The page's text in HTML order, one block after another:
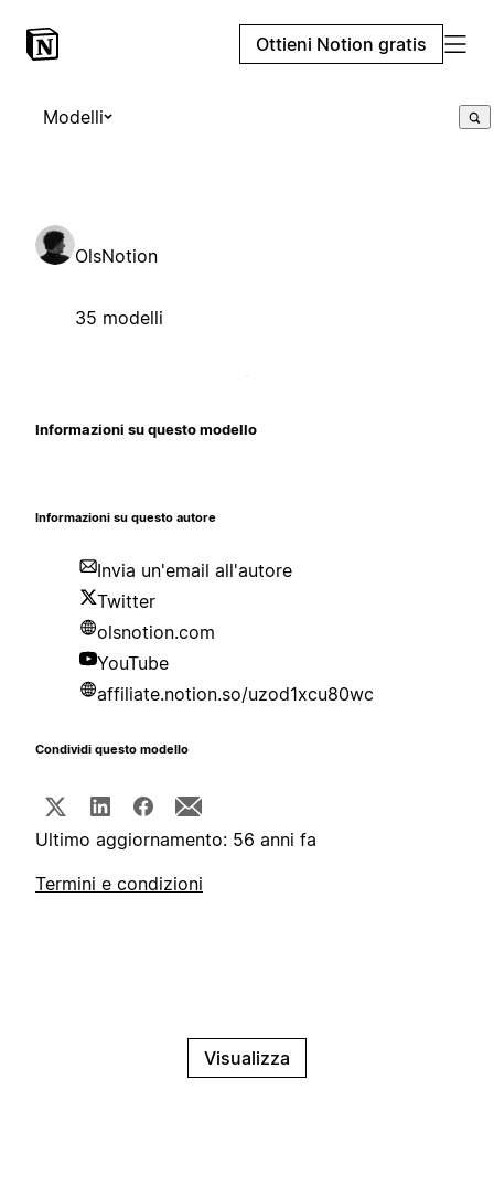
Ottieni Notion gratis
Modelli
OlsNotion
35 modelli
Informazioni su questo modello
Informazioni su questo autore
Invia un'email all'autore
Twitter
olsnotion.com
YouTube
affiliate.notion.so/uzod1xcu80wc
Condividi questo modello
Ultimo aggiornamento: 56 anni fa
Termini e condizioni
Visualizza